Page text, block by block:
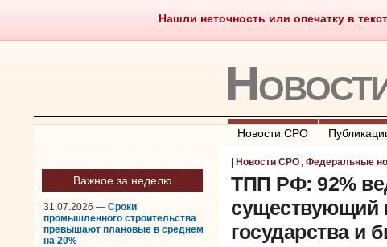
Нашли неточность или опечатку в
Саморегулирование Что
Новости СРО
Важное за неделю
31.07.2026 — Сроки
промышленного строительства
превышают плановые в среднем
на 20%
Новости СРО, Федеральные
ТПП РФ: 92%
существующий
государства и